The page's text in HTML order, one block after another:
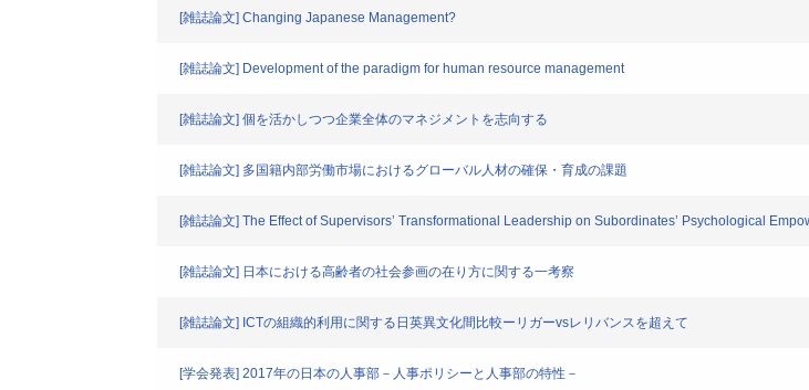
[雑誌論文] Changing Japanese Management?
[雑誌論文] Development of the paradigm for human resource management
[雑誌論文] 個を活かしつつ企業全体のマネジメントを志向する
[雑誌論文] 多国籍内部労働市場におけるグローバル人材の確保・育成の課題
[雑誌論文] The Effect of Supervisors’ Transformational Leadership on Subordinates’ Psychological
[雑誌論文] 日本における高齢者の社会参画の在り方に関する一考察
[雑誌論文] ICTの組織的利用に関する日英異文化間比較ーリガーvsレリバンスを超えて
[学会発表] 2017年の日本の人事部－人事ポリシーと人事部の特性－